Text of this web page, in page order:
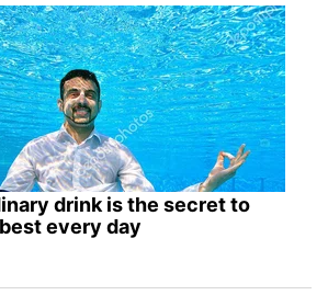
drink is the secret to
every day